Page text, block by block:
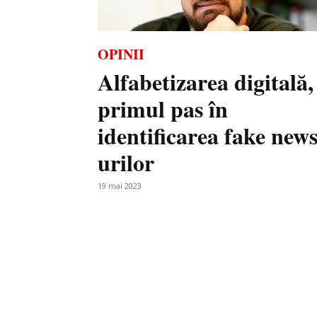
OPINII
Alfabetizarea digitală,
primul pas în
identificarea fake
urilor
19 mai 2023